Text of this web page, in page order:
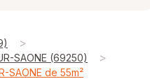
>
SAONE (69250) >
SAONE de 55m²